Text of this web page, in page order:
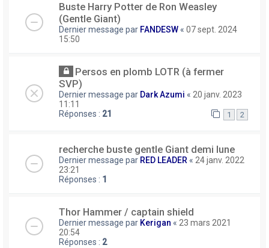
Buste Harry Potter de Ron Weasley
(Gentle Giant)
Dernier message par FANDESW « 07 sept. 2024
15:50
Persos en plomb LOTR (à fermer
SVP)
Dernier message par Dark Azumi « 20 janv. 2023
11:11
Réponses : 21 1 2
recherche buste gentle Giant demi lune
Dernier message par RED LEADER « 24 janv. 2022
23:21
Réponses : 1
Thor Hammer / captain shield
Dernier message par Kerigan « 23 mars 2021
20:54
Réponses : 2